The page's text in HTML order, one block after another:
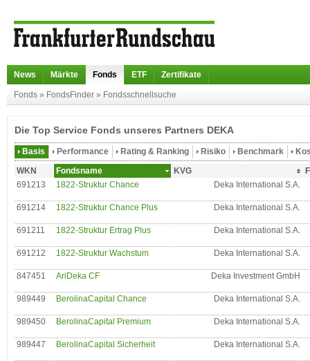
News Märkte Fonds ETF Zertifikate
Fonds » FondsFinder » Fondsschnellsuche
Die Top Service Fonds unseres Partners DEKA
Basis Performance Rating & Ranking Risiko Benchmark
WKN
Fondsname KVG
691213
1822-Struktur Chance Deka International S.A.
691214 1822-Struktur Chance Plus Deka International S.A.
691211 1822-Struktur Ertrag Plus Deka International S.A.
691212 1822-Struktur Wachstum Deka International S.A.
847451 AriDeka CF Deka Investment GmbH
989449 BerolinaCapital Chance Deka International S.A.
989450 BerolinaCapital Premium Deka International S.A.
989447 BerolinaCapital Sicherheit Deka International S.A.